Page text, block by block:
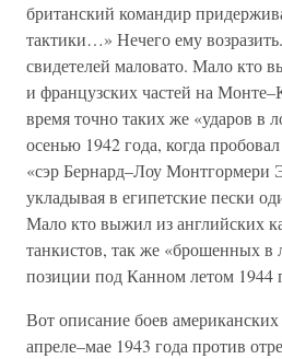
британский командир
тактики…» Нечего ему
свидетелей маловато. Мало кто
и французских частей на
время точно таких же «ударов в
осенью 1942 года, когда
«сэр Бернард–Лоу Монтгормери
укладывая в египетские пески
Мало кто выжил из английских
танкистов, так же «брошенных в
позиции под Канном летом 1944
Вот описание боев
апреле–мае 1943 года против